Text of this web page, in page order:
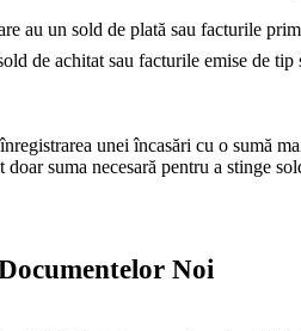
au un sold de plată sau facturile
de achitat sau facturile emise de tip
unei încasări cu o sumă
suma necesară pentru a stinge
Noi